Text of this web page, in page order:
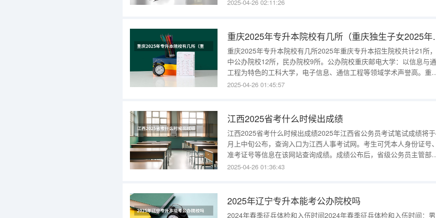
2025-04-26 02:11:26
重庆2025年
重庆2025年专升本院校有几所2025年重庆专升本招生院校共计21所
中公办院校12所，民办院校9所。公办院校重庆邮电大学：以信息与
工程为特色的工科大学，电子信息、通信工程等领域学术声誉高。重
交通大学：以交通运输工程为特色，在交通运输、物流管理等领域专业
2025-04-26 01:45:57
江西2025省考什么时候出成绩
江西2025省考什么时候出成绩2025年江西省公务员考试笔试成绩将
月上中旬公布，查询入口为江西人事考试网。考生可凭本人身份证号、
准考证号等信息在该网站查询成绩。成绩公布后，省级公务员主管部
会区分不同情况，分级分类划定最低合格分数线，只有达到分数线的考
2025-04-26 01:36:43
2025年辽宁专升本能考公办院校吗
2024年春季征兵体检和入伍时间2024年春季征兵体检和入伍时间：男